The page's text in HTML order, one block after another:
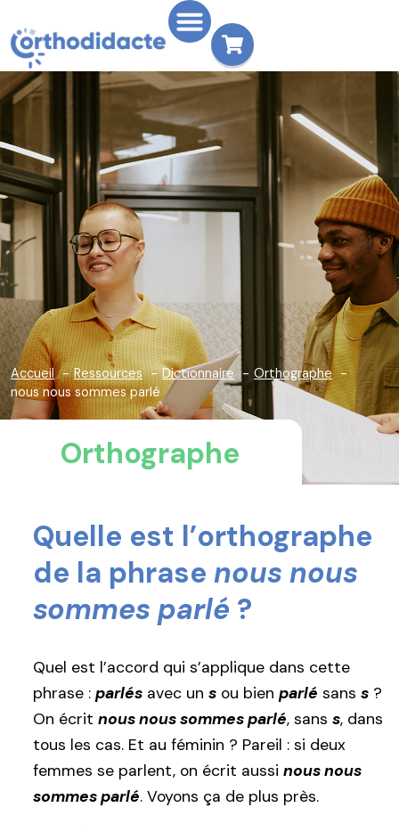
Accueil Ressources Dictionnaire
Orthographe
nous nous sommes parlé
Orthographe
Quelle est l’orthographe
de la phrase nous nous
sommes parlé ?
Quel est l’accord qui s’applique dans cette
phrase : parlés avec un s ou bien parlé sans s ?
On écrit nous nous sommes parlé, sans s, dans
tous les cas. Et au féminin ? Pareil : si deux
femmes se parlent, on écrit aussi nous nous
sommes parlé. Voyons ça de plus près.